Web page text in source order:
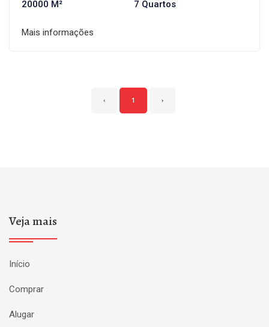
20000 M² 7 Quartos
Mais informações
‹ 1 ›
Veja mais
Início
Comprar
Alugar